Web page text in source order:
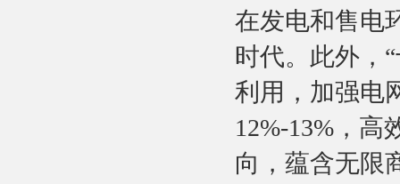
在发电和售电
时代。此外，
利用，加强电
12%-13%，
向，蕴含无限